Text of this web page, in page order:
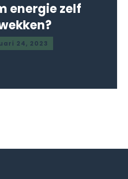
energie zelf
24, 2023